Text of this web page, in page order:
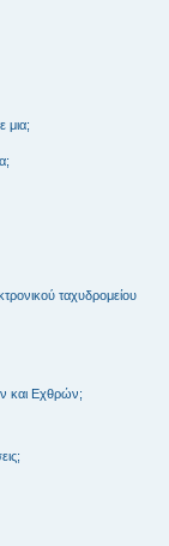
μια;
ταχυδρομείου
και Εχθρών;